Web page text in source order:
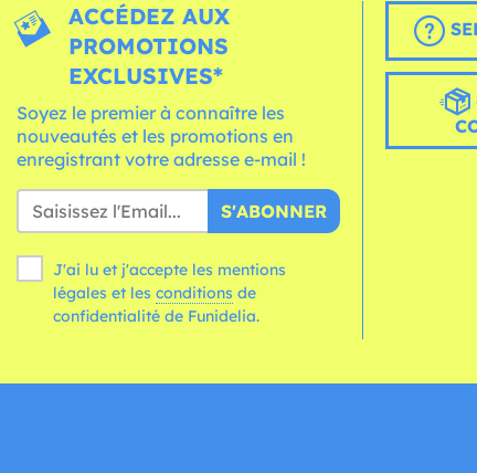
ACCÉDEZ AUX
PROMOTIONS
EXCLUSIVES*
Soyez le premier à connaître les
nouveautés et les promotions en
enregistrant votre adresse e-mail !
S'ABONNER
J'ai lu et j'accepte les mentions
légales et les conditions
confidentialité de Funidelia.